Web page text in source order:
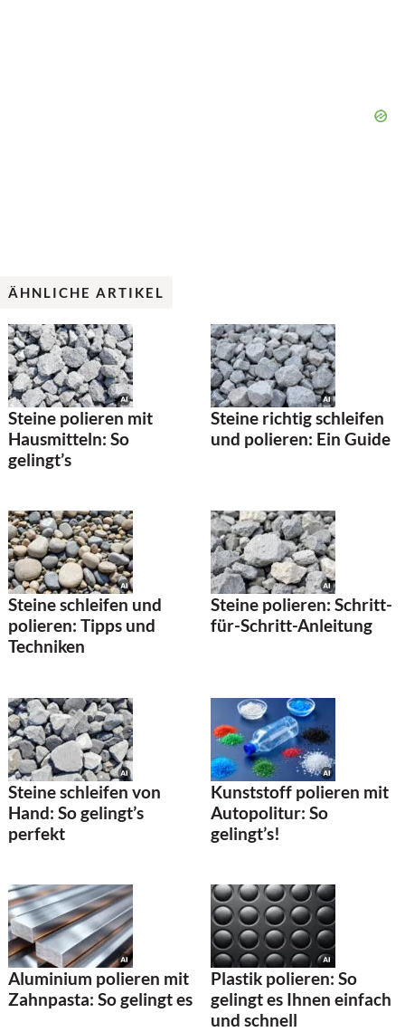
ÄHNLICHE ARTIKEL
Steine polieren mit
Hausmitteln: So
gelingt’s
Steine richtig schleifen
und polieren: Ein Guide
Steine schleifen und
polieren: Tipps und
Techniken
Steine polieren: Schritt-
für-Schritt-Anleitung
Steine schleifen von
Hand: So gelingt’s
perfekt
Kunststoff polieren mit
Autopolitur: So
gelingt’s!
Aluminium polieren mit
Zahnpasta: So gelingt es
Plastik polieren: So
gelingt es Ihnen einfach
und schnell